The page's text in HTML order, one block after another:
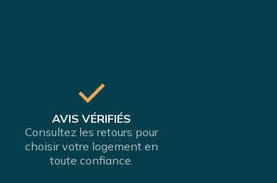
AVIS VÉRIFIÉS
Consultez les retours pour
choisir votre logement en
toute confiance.